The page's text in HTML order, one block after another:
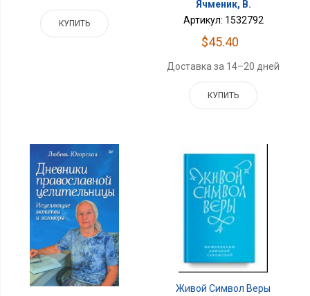
КУПИТЬ
Ячменик, В.
Артикул: 1532792
$45.40
Доставка за 14–20 дней
КУПИТЬ
Живой Символ Веры